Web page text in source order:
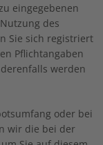
eingegebenen
des
Sie sich registriert
Pflichtangaben
werden
oder bei
wir die bei der